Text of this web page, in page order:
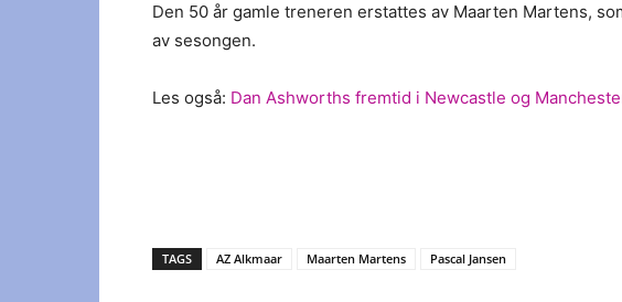
Den 50 år gamle treneren erstattes av Maarten Martens,
av sesongen.
Les også: Dan Ashworths fremtid i Newcastle og
TAGS AZ Alkmaar Maarten Martens Pascal Jansen